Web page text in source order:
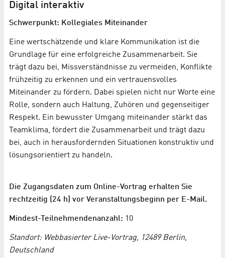
Digital interaktiv
Schwerpunkt: Kollegiales Miteinander
Eine wertschätzende und klare Kommunikation ist die
Grundlage für eine erfolgreiche Zusammenarbeit. Sie
trägt dazu bei, Missverständnisse zu vermeiden, Konflikte
frühzeitig zu erkennen und ein vertrauensvolles
Miteinander zu fördern. Dabei spielen nicht nur Worte eine
Rolle, sondern auch Haltung, Zuhören und gegenseitiger
Respekt. Ein bewusster Umgang miteinander stärkt das
Teamklima, fördert die Zusammenarbeit und trägt dazu
bei, auch in herausfordernden Situationen konstruktiv und
lösungsorientiert zu handeln.
Die Zugangsdaten zum Online-Vortrag erhalten Sie
rechtzeitig (24 h) vor Veranstaltungsbeginn per E-Mail.
Mindest-Teilnehmendenanzahl: 10
Standort: Webbasierter Live-Vortrag, 12489 Berlin,
Deutschland